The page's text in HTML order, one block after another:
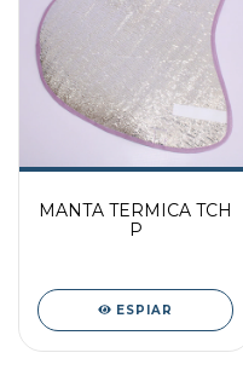
MANTA TERMICA TCH
P
ESPIAR